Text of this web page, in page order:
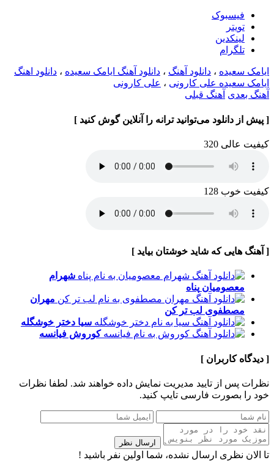
فيسبوک
تويتر
لینکدین
تلگرام
ایامک سعیده ، دانلود آهنگ ، دانلود آهنگ ایامک سعیده ، دانلود اهنگ
ایامک سعیده علی کارونی ، علی کارونی
آهنگ بعدی آهنگ قبلی
[ پیش از دانلود می‌توانید ترانه را آنلاین گوش کنید ]
کیفیت عالی 320
کیفیت خوب 128
[ آهنگ هایی که شاید خوشتان بیاید ]
شهرام
معصومیان پناه
مهران
مصطفوی لب تر کن
سیا دختر خوشگله
کوروش فیانسه
[ دیدگاه کاربران ]
نظرات پس از تایید مدیریت نمایش داده خواهند شد. لطفا نظرات
خود را بصورت فارسی تایپ کنید.
ارسال نظر
تا الان نظری ارسال نشده، شما اولین نفر باشید !